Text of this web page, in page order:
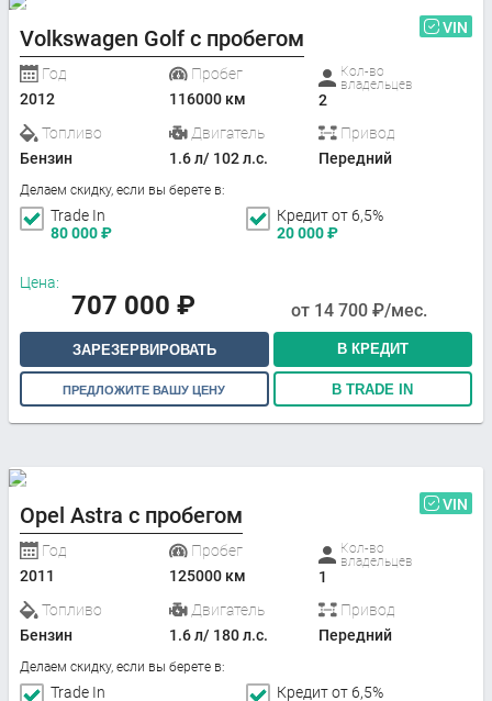
Volkswagen Golf с пробегом VIN
Год
2012
Пробег
116000 км
Кол-во
владельцев
2
Топливо
Бензин
Двигатель
1.6 л/ 102 л.с.
Привод
Передний
Делаем скидку, если вы берете в:
Trade In
80 000₽
Кредит от 6,5%
20 000₽
Цена:
707 000 ₽ от 14 700 ₽/мес.
ЗАРЕЗЕРВИРОВАТЬ В КРЕДИТ
ПРЕДЛОЖИТЕ ВАШУ ЦЕНУ В TRADE IN
Opel Astra с пробегом VIN
Год
2011
Пробег
125000 км
Кол-во
владельцев
1
Топливо
Бензин
Двигатель
1.6 л/ 180 л.с.
Привод
Передний
Делаем скидку, если вы берете в:
Trade In
Кредит от 6,5%